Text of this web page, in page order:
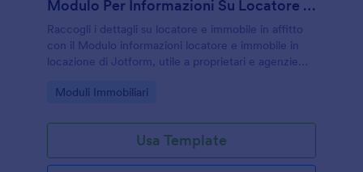
Modulo Per Informazioni Su Locatore E Immobile In Affitto
Raccogli i dettagli su locatore e immobile in affitto
con il Modulo informazioni locatore e immobile in
locazione di Jotform, utile a proprietari e agenzie
del modulo online.
Go to Category:
Moduli Immobiliari
Usa Template